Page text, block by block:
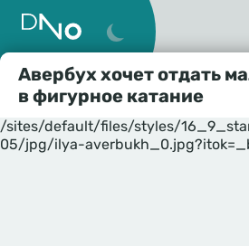
Авербух хочет отдать
в фигурное катание
/sites/default/files/styles/
05/jpg/ilya-